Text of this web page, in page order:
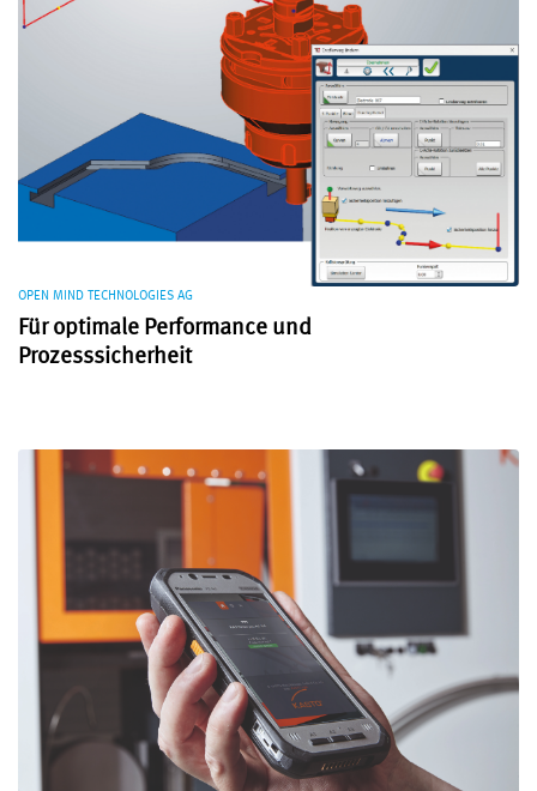
OPEN MIND TECHNOLOGIES AG
Für optimale Performance und
Prozesssicherheit